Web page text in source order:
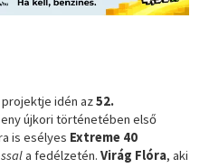
idén az52.
újkori történetében első
is esélyes Extreme 40
a fedélzetén.Virág Flóra, aki